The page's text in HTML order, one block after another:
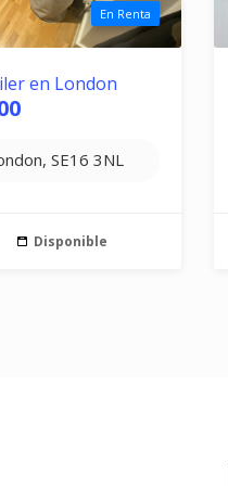
En Renta
en London
SE16 3NL
Disponible